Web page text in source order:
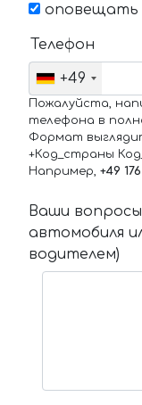
оповещать
Телефон
+49
Пожалуйста,
телефона в
Формат
+Код_страны
Например, +49
Ваши
автомобиля
водителем)